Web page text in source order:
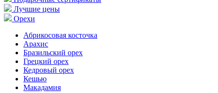
Лучшие цены
Орехи
Абрикосовая косточка
Арахис
Бразильский орех
Грецкий орех
Кедровый орех
Кешью
Макадамия